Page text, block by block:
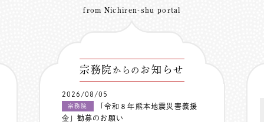
from Nichiren-shu portal
宗務院 からの お知らせ
2026/08/05
宗務院
「令和８年熊本地震災害義援
金」勧募のお願い